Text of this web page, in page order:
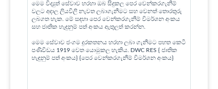
මෙම විද්‍යුත් සේවාව හරහා ඔබ සිදුකල පෙර වෙන්කරගැනීම්
වලට අදාල ලියවිලි නැවත ලබාගැනීමට සහ වෙනත් තොරතුරු
ලබගත හැක. මේ සඳහා පෙර වෙන්කරගැනීම් විමර්ශන අංකය
සහ ජාතික හැඳුනුම් පත් අංකය ඇතුලත් කරන්න.
මෙම සේවාව ජංගම දුරකතනය හරහා ලබා ගැනීමට පහත කෙටි
පණිවිඩය 1919 වෙත යොමුකල හැකිය. DWC RES { ජාතික
හැඳුනුම් පත් අංකය} {පෙර වෙන්කරගැනීම් විමර්ශන අංකය}